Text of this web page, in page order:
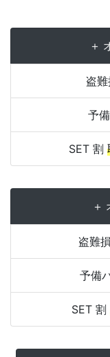
＋
盗
予
SET 割
＋
盗難
予備
SET 割